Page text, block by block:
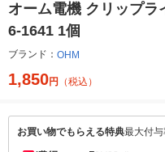
オーム電機 クリップ
6-1641 1個
ブランド： OHM
1,850円 （税込）
お買い物でもらえる特典最大付